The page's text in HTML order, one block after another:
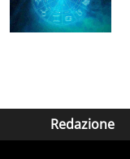
Redazione